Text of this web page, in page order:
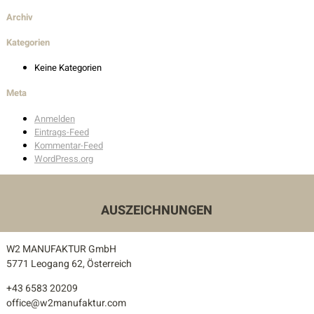
Außenanlagen
Auszeichnungen
Kontakt
Pressekontakt
Archiv
Kategorien
Keine Kategorien
Meta
Anmelden
Eintrags-Feed
Kommentar-Feed
WordPress.org
AUSZEICHNUNGEN
W2 MANUFAKTUR GmbH
5771 Leogang 62, Österreich
+43 6583 20209
office@w2manufaktur.com